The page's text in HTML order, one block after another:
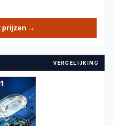
prijzen →
VERGELIJKING